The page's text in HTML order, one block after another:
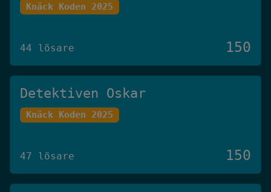
Knäck Koden 2025
44 lösare 150
Detektiven Oskar
Knäck Koden 2025
47 lösare 150